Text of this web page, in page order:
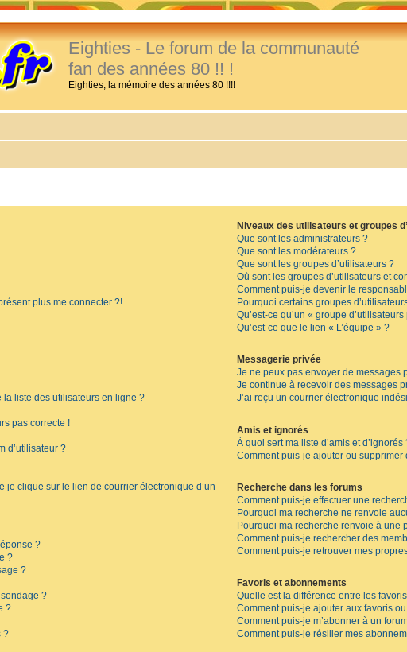
Eighties - Le forum de la communauté
fan des années 80 !! !
Eighties, la mémoire des années 80 !!!!
plus me connecter ?!
la liste des utilisateurs en ligne ?
pas correcte !
d’utilisateur ?
je clique sur le lien de courrier électronique d’un
?
?
?
?
?
?
Niveaux des utilisateurs et groupes
Que sont les administrateurs ?
Que sont les modérateurs ?
Que sont les groupes d’utilisateurs ?
Où sont les groupes d’utilisateurs et
Comment puis-je devenir le
Pourquoi certains groupes
Qu’est-ce qu’un « groupe
Qu’est-ce que le lien « L’équipe » ?
Messagerie privée
Je ne peux pas envoyer de messages
Je continue à recevoir des messages
J’ai reçu un courrier électronique
Amis et ignorés
À quoi sert ma liste d’amis et d’ignorés
Comment puis-je ajouter ou supprimer
Recherche dans les forums
Comment puis-je effectuer une
Pourquoi ma recherche ne renvoie
Pourquoi ma recherche renvoie à une
Comment puis-je rechercher des
Comment puis-je retrouver mes
Favoris et abonnements
Quelle est la différence entre les
Comment puis-je ajouter aux favoris
Comment puis-je m’abonner à un
Comment puis-je résilier mes